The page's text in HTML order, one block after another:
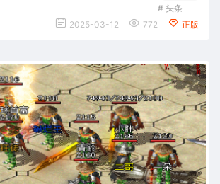
# 头条
2025-03-12 772 正版